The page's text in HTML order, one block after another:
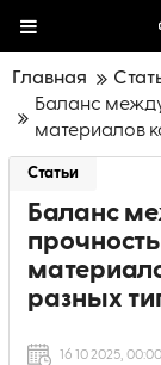
Главная
Баланс
материалов
Статьи
Баланс
разных
16 10 2025, 00:00